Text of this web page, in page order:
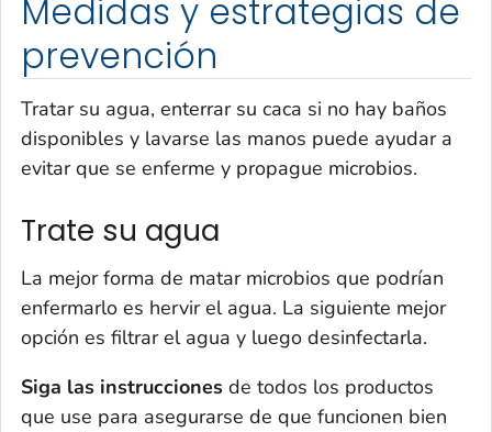
Medidas y estrategias de
prevención
Tratar su agua, enterrar su caca si no hay baños
disponibles y lavarse las manos puede ayudar a
evitar que se enferme y propague microbios.
Trate su agua
La mejor forma de matar microbios que podrían
enfermarlo es hervir el agua. La siguiente mejor
opción es filtrar el agua y luego desinfectarla.
Siga las instrucciones de todos los productos
que use para asegurarse de que funcionen bien